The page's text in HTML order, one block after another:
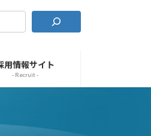
用情報サイト
- Recruit -